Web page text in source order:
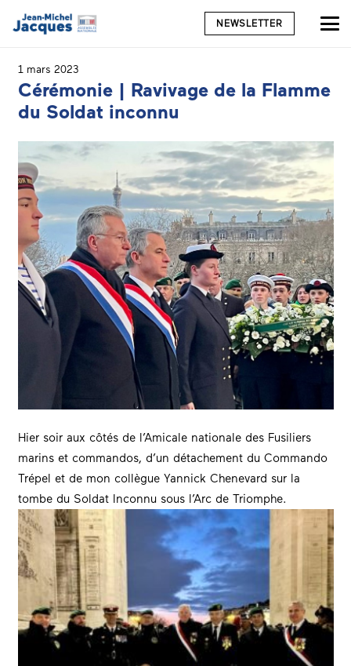
NEWSLETTER
1 mars 2023
Cérémonie | Ravivage de la Flamme
du Soldat inconnu
Hier soir aux côtés de l’Amicale nationale des Fusiliers
marins et commandos, d’un détachement du Commando
Trépel et de mon collègue Yannick Chenevard sur la
tombe du Soldat Inconnu sous l’Arc de Triomphe.